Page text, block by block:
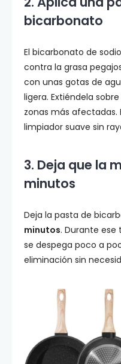
bicarbonato
El bicarbonato de
contra la grasa
con unas gotas de
ligera. Extiéndela
zonas más
limpiador suave sin
3. Deja que la
minutos
Deja la pasta de
minutos. Durante ese
se despega poco a
eliminación sin